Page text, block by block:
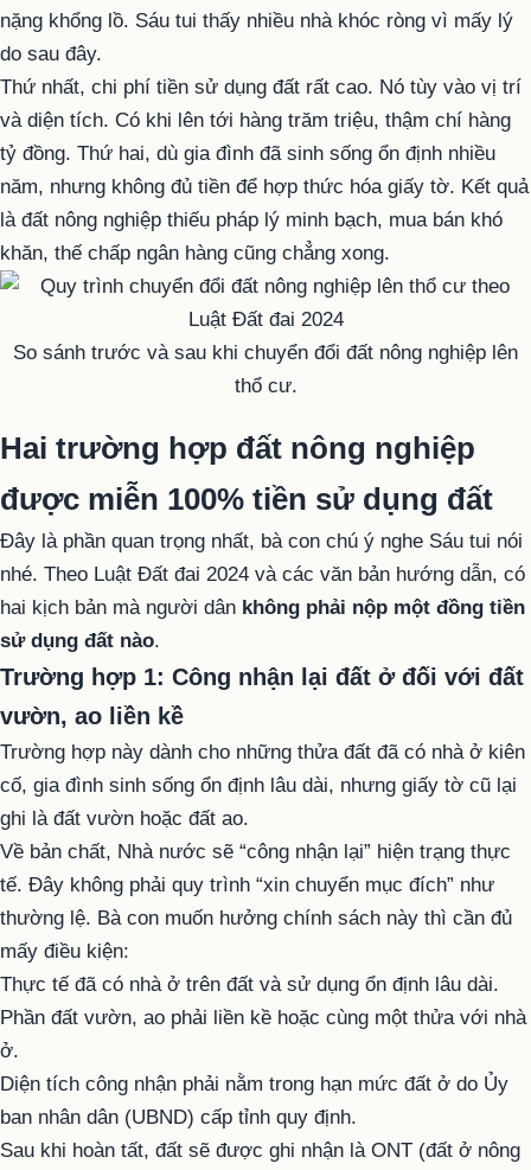
nặng khổng lồ. Sáu tui thấy nhiều nhà khóc ròng vì mấy lý
do sau đây.
Thứ nhất, chi phí tiền sử dụng đất rất cao. Nó tùy vào vị trí
và diện tích. Có khi lên tới hàng trăm triệu, thậm chí hàng
tỷ đồng. Thứ hai, dù gia đình đã sinh sống ổn định nhiều
năm, nhưng không đủ tiền để hợp thức hóa giấy tờ. Kết quả
là đất nông nghiệp thiếu pháp lý minh bạch, mua bán khó
khăn, thế chấp ngân hàng cũng chẳng xong.
So sánh trước và sau khi chuyển đổi đất nông nghiệp lên
thổ cư.
Hai trường hợp đất nông nghiệp
được miễn 100% tiền sử dụng đất
Đây là phần quan trọng nhất, bà con chú ý nghe Sáu tui nói
nhé. Theo Luật Đất đai 2024 và các văn bản hướng dẫn, có
hai kịch bản mà người dân không phải nộp một đồng tiền
sử dụng đất nào.
Trường hợp 1: Công nhận lại đất ở đối với đất
vườn, ao liền kề
Trường hợp này dành cho những thửa đất đã có nhà ở kiên
cố, gia đình sinh sống ổn định lâu dài, nhưng giấy tờ cũ lại
ghi là đất vườn hoặc đất ao.
Về bản chất, Nhà nước sẽ “công nhận lại” hiện trạng thực
tế. Đây không phải quy trình “xin chuyển mục đích” như
thường lệ. Bà con muốn hưởng chính sách này thì cần đủ
mấy điều kiện:
Thực tế đã có nhà ở trên đất và sử dụng ổn định lâu dài.
Phần đất vườn, ao phải liền kề hoặc cùng một thửa với nhà
ở.
Diện tích công nhận phải nằm trong hạn mức đất ở do Ủy
ban nhân dân (UBND) cấp tỉnh quy định.
Sau khi hoàn tất, đất sẽ được ghi nhận là ONT (đất ở nông